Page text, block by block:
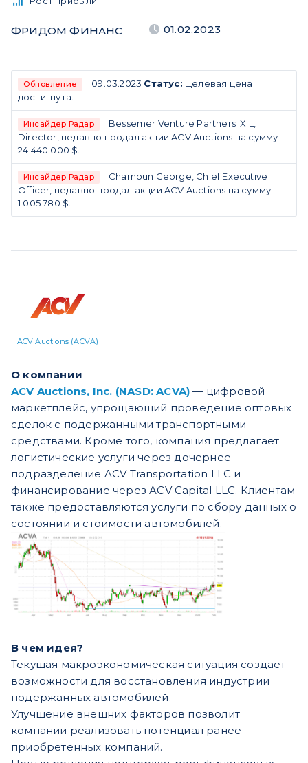
ФРИДОМ ФИНАНС 01.02.2023
Обновление 09.03.2023 Статус: Целевая цена
достигнута.
Инсайдер Радар
Bessemer Venture Partners IX L,
Director, недавно продал акции ACV Auctions на сумму
24 440 000 $.
Инсайдер Радар
Chamoun George, Chief Executive
Officer, недавно продал акции ACV Auctions на сумму
1 005 780 $.
ACV Auctions (ACVA)
О компании
ACV Auctions, Inc. (NASD: ACVA) — цифровой
маркетплейс, упрощающий проведение оптовых
сделок с подержанными транспортными
средствами. Кроме того, компания предлагает
логистические услуги через дочернее
подразделение ACV Transportation LLC и
финансирование через ACV Capital LLC. Клиентам
также предоставляются услуги по сбору данных о
состоянии и стоимости автомобилей.
В чем идея?
Текущая макроэкономическая ситуация создает
возможности для восстановления индустрии
подержанных автомобилей.
Улучшение внешних факторов позволит
компании реализовать потенциал ранее
приобретенных компаний.